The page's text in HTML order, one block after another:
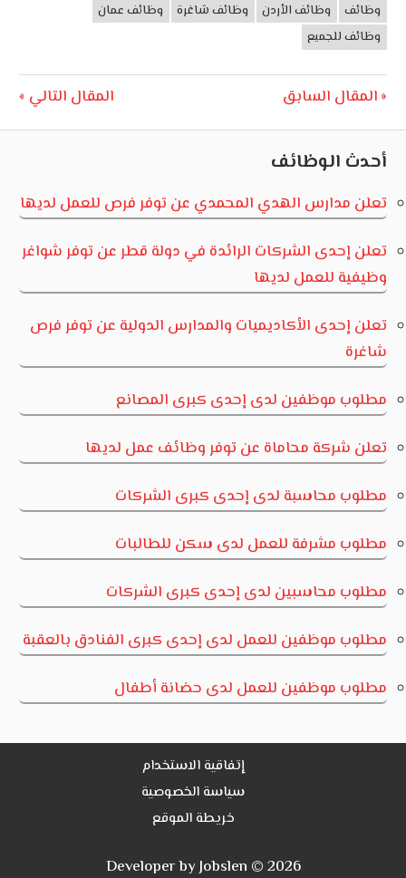
وظائف
الأردن
وظائف وظائف الأردن وظائف شاغرة
وظائف عمان
وظائف للجميع
تصفّح
المقالات
Previous
المقال السابق
Next
المقال التالي
أحدث الوظائف
تعلن مدارس الهدي المحمدي عن توفر فرص للعمل لديها
تعلن إحدى الشركات الرائدة في دولة قطر عن توفر شواغر
وظيفية للعمل لديها
تعلن إحدى الأكاديميات والمدارس الدولية عن توفر فرص
شاغرة
مطلوب موظفين لدى إحدى كبرى المصانع
تعلن شركة محاماة عن توفر وظائف عمل لديها
مطلوب محاسبة لدى إحدى كبرى الشركات
مطلوب مشرفة للعمل لدى سكن للطالبات
مطلوب محاسبين لدى إحدى كبرى الشركات
مطلوب موظفين للعمل لدى إحدى كبرى الفنادق بالعقبة
مطلوب موظفين للعمل لدى حضانة أطفال
إتفاقية الاستخدام
سياسة الخصوصية
خريطة الموقع
Developer by Jobslen © 2026